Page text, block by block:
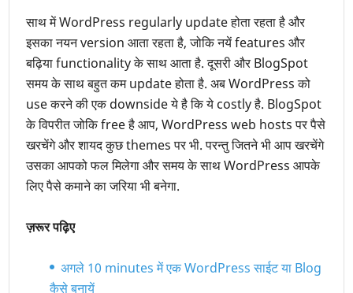
साथ में WordPress regularly update होता रहता है और
इसका नयन version आता रहता है, जोकि नयें features और
बढ़िया functionality के साथ आता है. दूसरी और BlogSpot
समय के साथ बहुत कम update होता है. अब WordPress को
use करने की एक downside ये है कि ये costly है. BlogSpot
के विपरीत जोकि free है आप, WordPress web hosts पर पैसे
खरचेंगे और शायद कुछ themes पर भी. परन्तु जितने भी आप खरचेंगे
उसका आपको फल मिलेगा और समय के साथ WordPress आपके
लिए पैसे कमाने का जरिया भी बनेगा.
ज़रूर पढ़िए
अगले 10 minutes में एक WordPress साईट या Blog
कैसे बनायें